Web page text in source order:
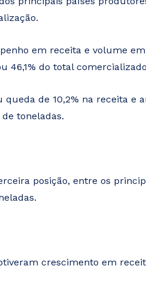
em receita e volume
46,1% do total
de 10,2% na receita e
toneladas.
posição, entre os
crescimento em